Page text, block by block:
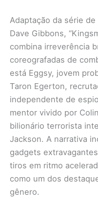
Adaptação da série
Dave Gibbons,
combina irreverência
coreografadas de
está Eggsy, jovem
Taron Egerton,
independente de
mentor vivido por
bilionário terrorista
Jackson. A narrativa
gadgets
tiros em ritmo
como um dos
gênero.